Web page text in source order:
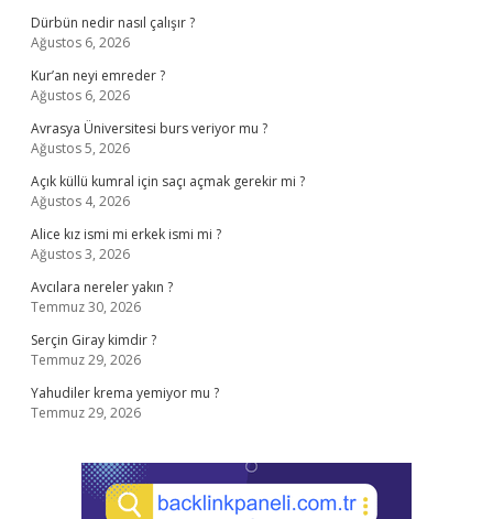
Dürbün nedir nasıl çalışır ?
Ağustos 6, 2026
Kur’an neyi emreder ?
Ağustos 6, 2026
Avrasya Üniversitesi burs veriyor mu ?
Ağustos 5, 2026
Açık küllü kumral için saçı açmak gerekir mi ?
Ağustos 4, 2026
Alice kız ismi mi erkek ismi mi ?
Ağustos 3, 2026
Avcılara nereler yakın ?
Temmuz 30, 2026
Serçin Giray kimdir ?
Temmuz 29, 2026
Yahudiler krema yemiyor mu ?
Temmuz 29, 2026